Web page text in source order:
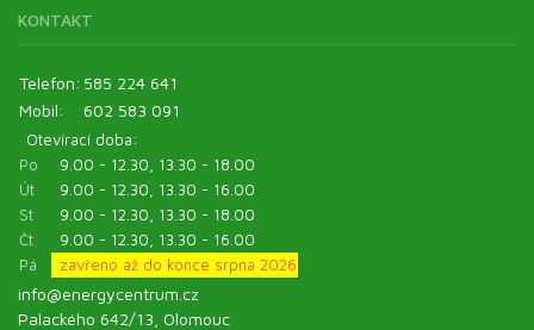
KONTAKT
Telefon: 585 224 641
Mobil:
602 583 091
Otevírací doba:
Po
9.00 - 12.30, 13.30 - 18.00
Út
9.00 - 12.30, 13.30 - 16.00
St
9.00 - 12.30, 13.30 - 18.00
Čt
9.00 - 12.30, 13.30 - 16.00
Pá
zavřeno až do konce srpna 2026
info@energycentrum.cz
Palackého 642/13, Olomouc